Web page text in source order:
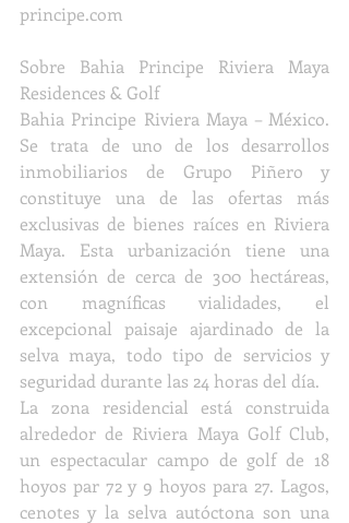
principe.com
Sobre Bahia Principe Riviera Maya
Residences & Golf
Bahia Principe Riviera Maya – México.
Se trata de uno de los desarrollos
inmobiliarios de Grupo Piñero y
constituye una de las ofertas más
exclusivas de bienes raíces en Riviera
Maya. Esta urbanización tiene una
extensión de cerca de 300 hectáreas,
con magníficas vialidades, el
excepcional paisaje ajardinado de la
selva maya, todo tipo de servicios y
seguridad durante las 24 horas del día.
La zona residencial está construida
alrededor de Riviera Maya Golf Club,
un espectacular campo de golf de 18
hoyos par 72 y 9 hoyos para 27. Lagos,
cenotes y la selva autóctona son una